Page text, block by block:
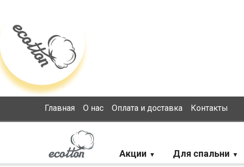
Главная О нас Оплата и доставка Контакты
Акции Для спальни